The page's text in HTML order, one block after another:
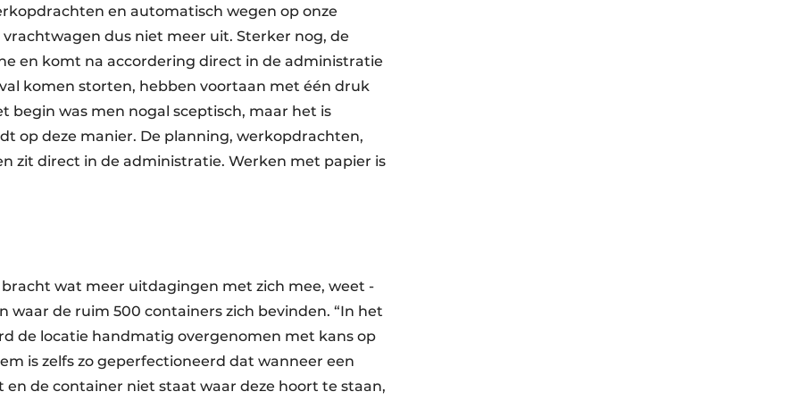
en automatisch wegen op onze
dus niet meer uit. Sterker nog, de
en komt na accordering direct in de administratie
komen storten, hebben voortaan met één druk
begin was men nogal sceptisch, maar het is
op deze manier. De planning, werkopdrachten,
zit direct in de administratie. Werken met papier is
wat meer uitdagingen met zich mee, weet
waar de ruim 500 containers zich bevinden. “In het
de locatie handmatig overgenomen met kans op
is zelfs zo geperfectioneerd dat wanneer een
de container niet staat waar deze hoort te staan,